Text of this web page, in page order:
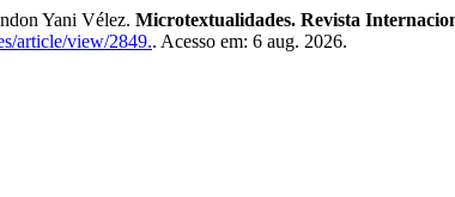
Yani Vélez. Microtextualidades. Revista
article/view/2849.. Acesso em: 6 aug. 2026.